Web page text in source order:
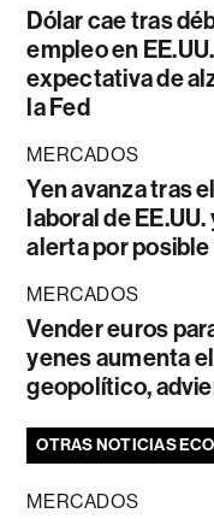
Dólar cae tras
empleo en
expectativa de
la Fed
MERCADOS
Yen avanza tras
laboral de
alerta por
MERCADOS
Vender euros
yenes aumenta
geopolítico,
OTRAS NOTICIAS
MERCADOS